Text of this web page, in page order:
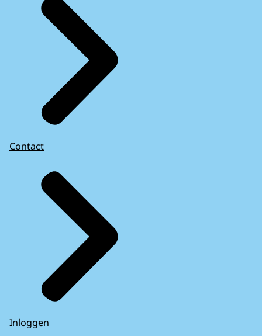
Contact
Inloggen